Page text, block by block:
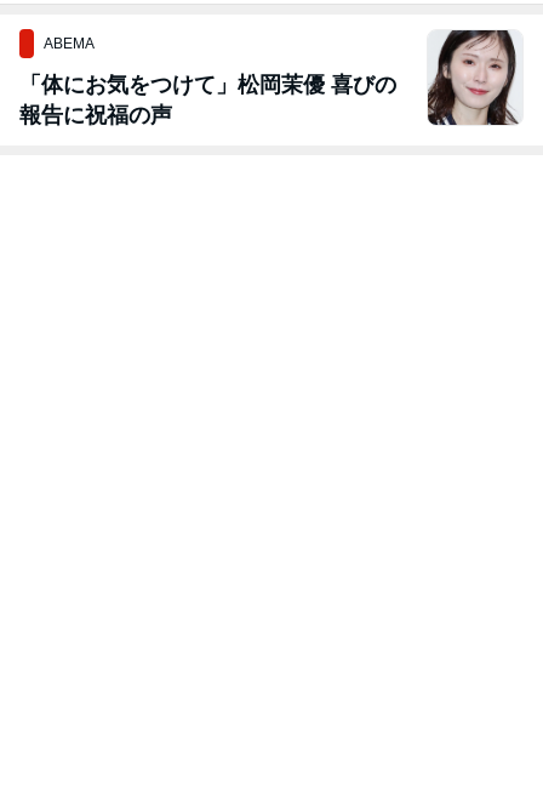
ABEMA
「体にお気をつけて」松岡茉優 喜びの
報告に祝福の声